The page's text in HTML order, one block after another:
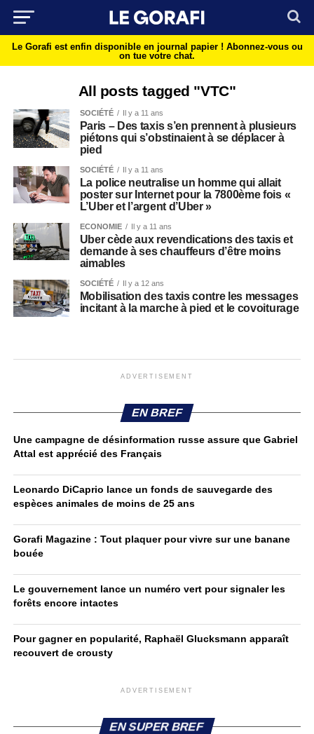
Le Gorafi est enfin disponible en journal papier ! Abonnez-vous ou
on tue votre chat.
All posts tagged "VTC"
SOCIÉTÉ Il y a 11 ans
Paris – Des taxis s’en prennent à plusieurs
piétons qui s’obstinaient à se déplacer à
pied
SOCIÉTÉ Il y a 11 ans
La police neutralise un homme qui allait
poster sur Internet pour la 7800ème fois «
L’Uber et l’argent d’Uber »
ECONOMIE Il y a 11 ans
Uber cède aux revendications des taxis et
demande à ses chauffeurs d’être moins
aimables
SOCIÉTÉ Il y a 12 ans
Mobilisation des taxis contre les messages
incitant à la marche à pied et le covoiturage
ADVERTISEMENT
EN BREF
Une campagne de désinformation russe assure que Gabriel
Attal est apprécié des Français
Leonardo DiCaprio lance un fonds de sauvegarde des
espèces animales de moins de 25 ans
Gorafi Magazine : Tout plaquer pour vivre sur une banane
bouée
Le gouvernement lance un numéro vert pour signaler les
forêts encore intactes
Pour gagner en popularité, Raphaël Glucksmann apparaît
recouvert de crousty
ADVERTISEMENT
EN SUPER BREF